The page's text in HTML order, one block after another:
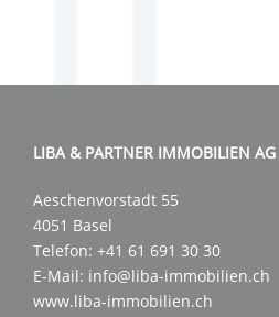
LIBA & PARTNER IMMOBILIEN AG
Aeschenvorstadt 55
4051 Basel
Telefon: +41 61 691 30 30
E-Mail: info@liba-immobilien.ch
www.liba-immobilien.ch